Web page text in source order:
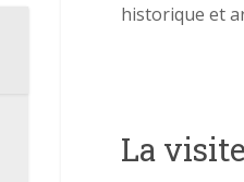
historique et
La